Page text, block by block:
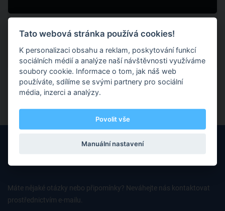
33 2887 5. 1. Sdílet
Shlédněte všechny refline příspěvky
Máte nějaké otázky nebo připomínky? Neváhejte nás kontaktovat
prostřednictvím e-mailu.
Tato webová stránka používá cookies!
K personalizaci obsahu a reklam, poskytování funkcí
sociálních médií a analýze naší návštěvnosti využíváme
soubory cookie. Informace o tom, jak náš web
používáte, sdílíme se svými partnery pro sociální
média, inzerci a analýzy.
Povolit vše
Manuální nastavení